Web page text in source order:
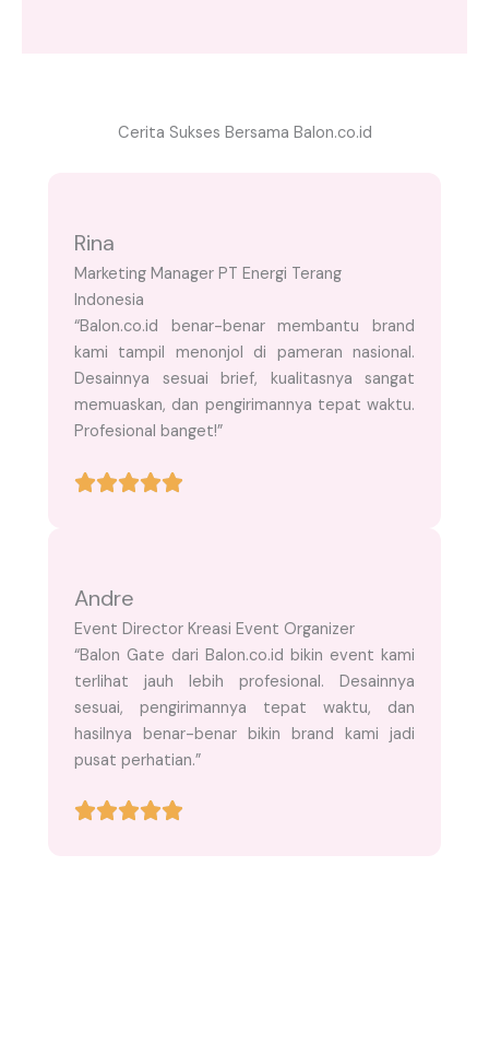
Cerita Sukses Bersama Balon.co.id
Rina
Marketing Manager PT Energi Terang
Indonesia
“Balon.co.id benar-benar membantu brand
kami tampil menonjol di pameran nasional.
Desainnya sesuai brief, kualitasnya sangat
memuaskan, dan pengirimannya tepat waktu.
Profesional banget!”
Andre
Event Director Kreasi Event Organizer
“Balon Gate dari Balon.co.id bikin event kami
terlihat jauh lebih profesional. Desainnya
sesuai, pengirimannya tepat waktu, dan
hasilnya benar-benar bikin brand kami jadi
pusat perhatian.”